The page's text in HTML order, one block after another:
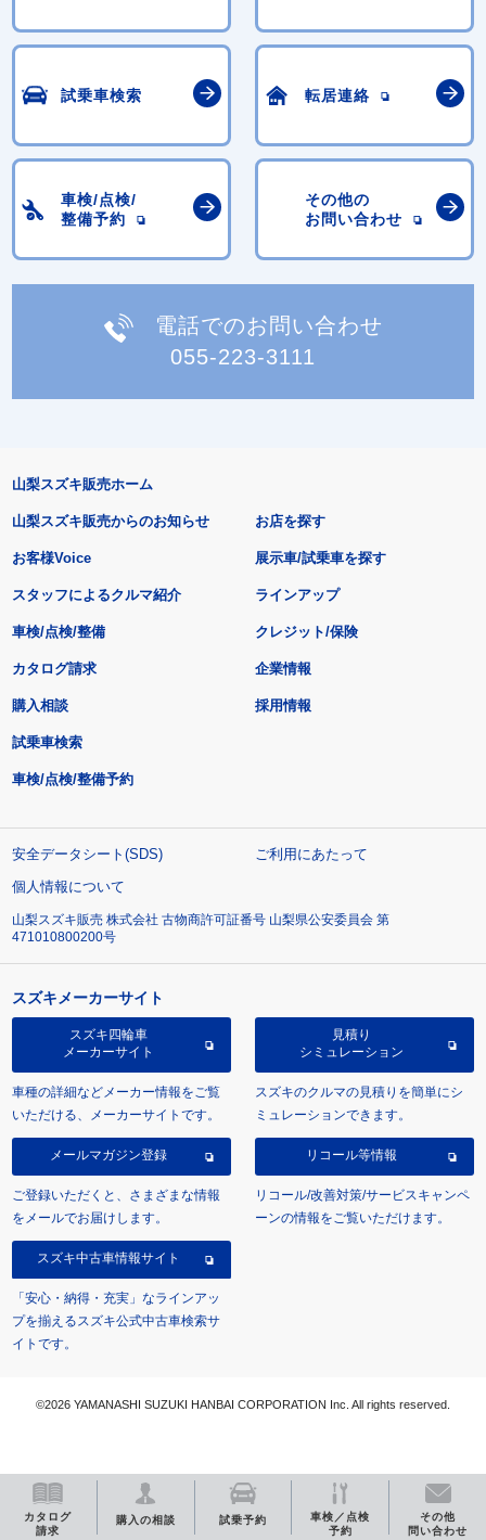
試乗車検索 転居連絡
車検/点検/
整備予約
その他の
お問い合わせ
電話でのお問い合わせ
055-223-3111
カタログ
請求
購入の相談 試乗予約
車検／点検
予約
その他
問い合わせ
山梨スズキ販売ホーム
山梨スズキ販売からのお知らせ
お客様Voice
スタッフによるクルマ紹介
お店を探す
展示車/試乗車を探す
ラインアップ
車検/点検/整備 クレジット/保険
カタログ請求
購入相談
試乗車検索
車検/点検/整備予約
企業情報
採用情報
安全データシート(SDS)
ご利用にあたって
個人情報について
山梨スズキ販売 株式会社 古物商許可証番号 山梨県公安委員会 第
471010800200号
スズキメーカーサイト
スズキ四輪車
メーカーサイト
車種の詳細などメーカー情報をご覧
いただける、メーカーサイトです。
見積り
シミュレーション
スズキのクルマの見積りを簡単にシ
ミュレーションできます。
メールマガジン登録
ご登録いただくと、さまざまな情報
をメールでお届けします。
リコール等情報
リコール/改善対策/サービスキャンペ
ーンの情報をご覧いただけます。
スズキ中古車情報サイト
「安心・納得・充実」なラインアッ
プを揃えるスズキ公式中古車検索サ
イトです。
©2026 YAMANASHI SUZUKI HANBAI CORPORATION Inc. All rights reserved.